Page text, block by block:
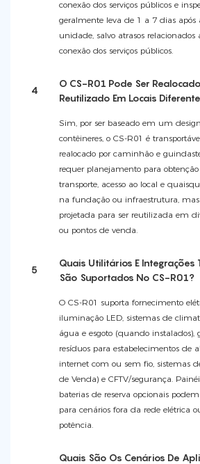
conexão dos serviços públicos e
geralmente leva de 1 a 7 dias após
unidade, salvo atrasos relacionados
conexão dos serviços públicos.
4
O CS-R01 Pode Ser
Reutilizado Em Locais
Sim, por ser baseado em um
contêineres, o CS-R01 é
realocado por caminhão e
requer planejamento para
transporte, acesso ao local e
na fundação ou infraestrutura,
projetada para ser reutilizada em
ou pontos de venda.
5
Quais Utilitários E Integrações
São Suportados No CS-R01?
O CS-R01 suporta fornecimento
iluminação LED, sistemas de
água e esgoto (quando instalados),
resíduos para estabelecimentos de
internet com ou sem fio, sistemas
de Venda) e CFTV/segurança.
baterias de reserva opcionais
para cenários fora da rede elétrica
potência.
Quais São Os Cenários De